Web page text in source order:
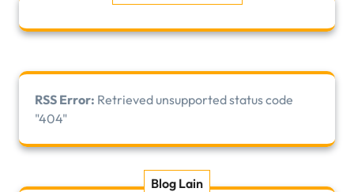
RSS Error: Retrieved unsupported status code
"404"
Blog Lain